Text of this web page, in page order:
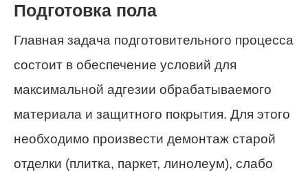
Подготовка пола
Главная задача подготовительного процесса
состоит в обеспечение условий для
максимальной адгезии обрабатываемого
материала и защитного покрытия. Для этого
необходимо произвести демонтаж старой
отделки (плитка, паркет, линолеум), слабо